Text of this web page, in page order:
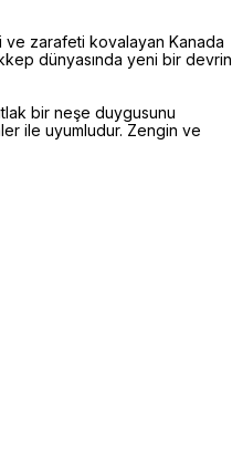
ve zarafeti kovalayan Kanada
dünyasında yeni bir devrin
bir neşe duygusunu
ile uyumludur. Zengin ve